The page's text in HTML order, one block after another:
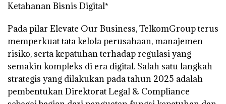
Ketahanan Bisnis Digital*
Pada pilar Elevate Our Business, TelkomGroup terus
memperkuat tata kelola perusahaan, manajemen
risiko, serta kepatuhan terhadap regulasi yang
semakin kompleks di era digital. Salah satu langkah
strategis yang dilakukan pada tahun 2025 adalah
pembentukan Direktorat Legal & Compliance